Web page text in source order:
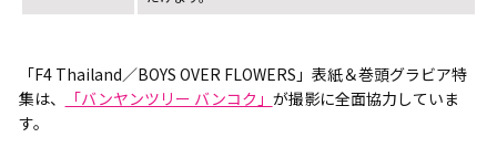
「F4 Thailand／BOYS OVER FLOWERS」表紙＆巻頭グラビア特
集は、
「バンヤンツリー バンコク」 が撮影に全面協力していま
す。